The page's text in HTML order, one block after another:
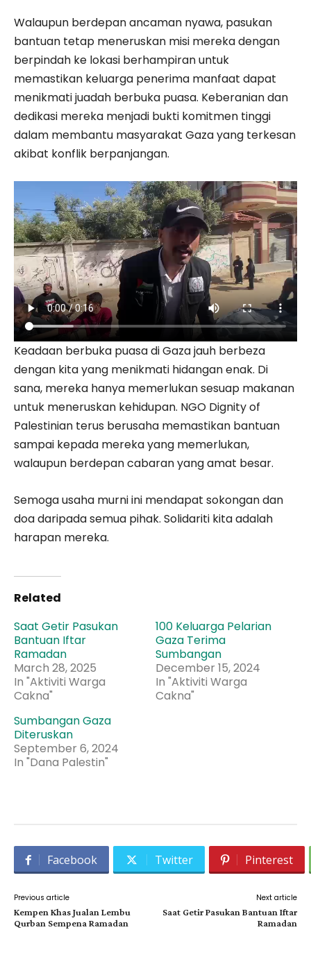
Walaupun berdepan ancaman nyawa, pasukan
bantuan tetap meneruskan misi mereka dengan
berpindah ke lokasi berhampiran untuk
memastikan keluarga penerima manfaat dapat
menikmati juadah berbuka puasa. Keberanian dan
dedikasi mereka menjadi bukti komitmen tinggi
dalam membantu masyarakat Gaza yang terkesan
akibat konflik berpanjangan.
Keadaan berbuka puasa di Gaza jauh berbeza
dengan kita yang menikmati hidangan enak. Di
sana, mereka hanya memerlukan sesuap makanan
untuk meneruskan kehidupan. NGO Dignity of
Palestinian terus berusaha memastikan bantuan
sampai kepada mereka yang memerlukan,
walaupun berdepan cabaran yang amat besar.
Semoga usaha murni ini mendapat sokongan dan
doa daripada semua pihak. Solidariti kita adalah
harapan mereka.
Related
Saat Getir Pasukan
Bantuan Iftar
Ramadan
March 28, 2025
In "Aktiviti Warga
Cakna"
100 Keluarga Pelarian
Gaza Terima
Sumbangan
December 15, 2024
In "Aktiviti Warga
Cakna"
Sumbangan Gaza
Diteruskan
September 6, 2024
In "Dana Palestin"
Facebook Twitter Pinterest
Previous article
Kempen Khas Jualan Lembu
Qurban Sempena Ramadan
Next article
Saat Getir Pasukan Bantuan Iftar
Ramadan